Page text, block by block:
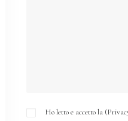
Ho letto e accetto la (